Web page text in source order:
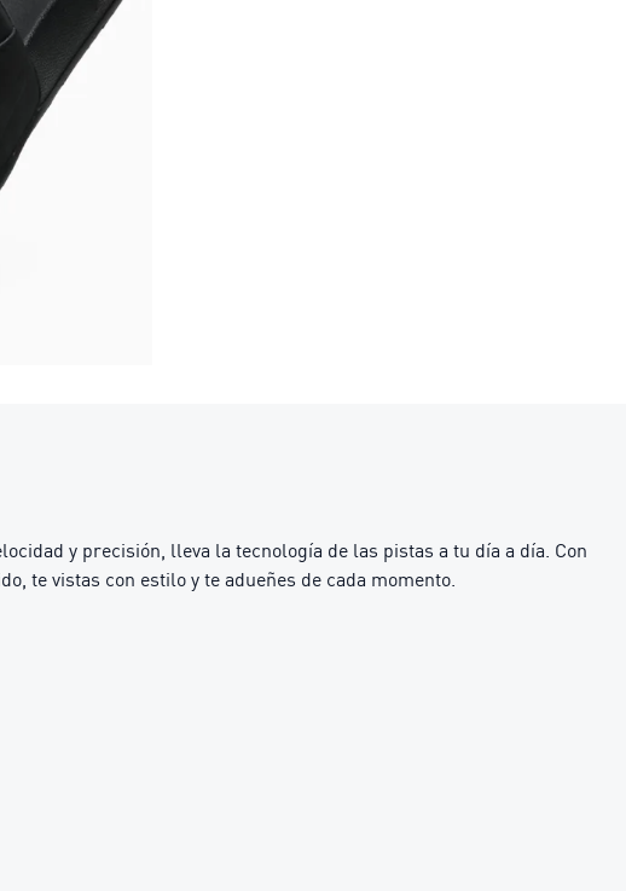
y precisión, lleva la tecnología de las pistas a tu día a día. Con
te vistas con estilo y te adueñes de cada momento.